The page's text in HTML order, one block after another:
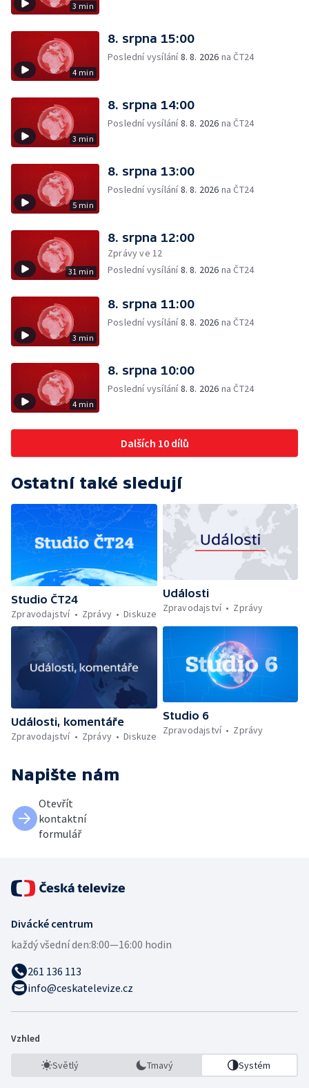
3 min
4 min
8. srpna 15:00
Poslední vysílání8. 8. 2026 na ČT24
3 min
8. srpna 14:00
Poslední vysílání8. 8. 2026 na ČT24
5 min
8. srpna 13:00
Poslední vysílání8. 8. 2026 na ČT24
31 min
8. srpna 12:00
Zprávy ve 12
Poslední vysílání8. 8. 2026 na ČT24
3 min
8. srpna 11:00
Poslední vysílání8. 8. 2026 na ČT24
4 min
8. srpna 10:00
Poslední vysílání8. 8. 2026 na ČT24
Dalších 10 dílů
Ostatní také sledují
Studio ČT24
Zpravodajství
Zprávy Diskuze
Události
Zpravodajství
Zprávy
Události, komentáře
Zpravodajství
Zprávy Diskuze
Studio 6
Zpravodajství
Zprávy
Napište nám
Otevřít
kontaktní
formulář
Divácké centrum
každý všední den:8:00—16:00 hodin
261 136 113
info@ceskatelevize.cz
Vzhled
Světlý Tmavý Systém